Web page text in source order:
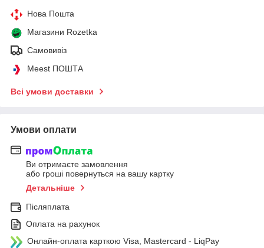
Нова Пошта
Магазини Rozetka
Самовивіз
Meest ПОШТА
Всі умови доставки
Умови оплати
Ви отримаєте замовлення
або гроші повернуться на вашу картку
Детальніше
Післяплата
Оплата на рахунок
Онлайн-оплата карткою Visa, Mastercard - LiqPay